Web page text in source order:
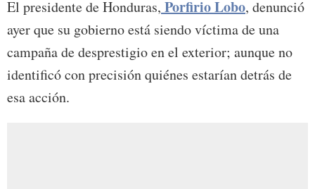
El presidente de Honduras, Porfirio Lobo, denunció
ayer que su gobierno está siendo víctima de una
campaña de desprestigio en el exterior; aunque no
identificó con precisión quiénes estarían detrás de
esa acción.